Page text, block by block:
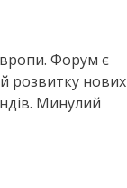
Форум є
розвитку нових
Минулий